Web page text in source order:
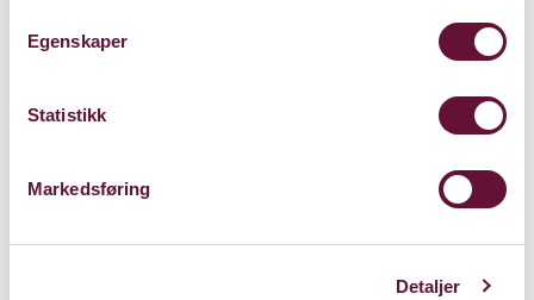
Egenskaper
Statistikk
Markedsføring
Detaljer